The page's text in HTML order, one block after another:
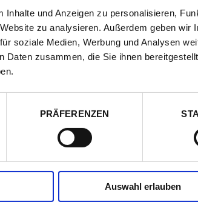
Inhalte und Anzeigen zu personalisieren,
zu analysieren. Außerdem geben wir
soziale Medien, Werbung und Analysen
Daten zusammen, die Sie ihnen
PRÄFERENZEN
Auswahl erlauben
Juniorsuite für 2
wahlweise Frühstück
2 Personen, 30 qm
EG oder OG: 1
2+2 Personen, 50 qm
EG oder OG: Salon mit